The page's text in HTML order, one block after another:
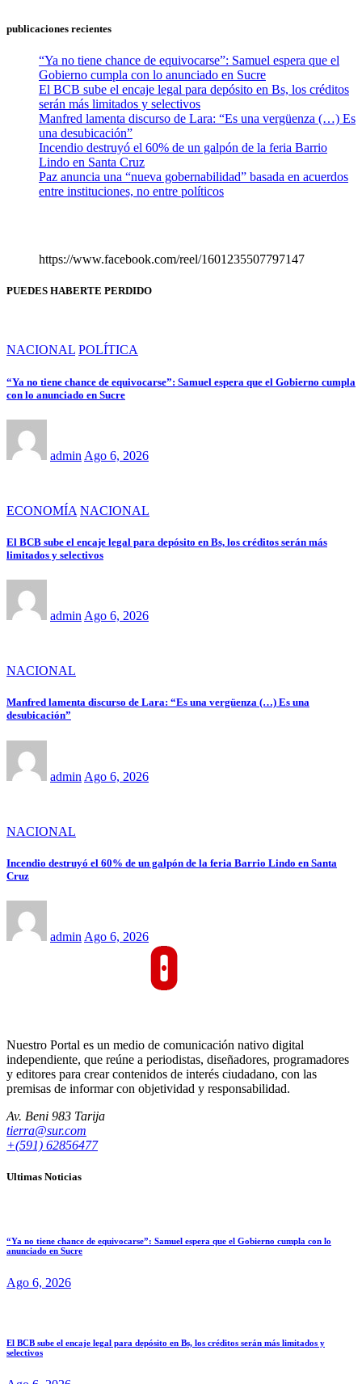
publicaciones recientes
“Ya no tiene chance de equivocarse”: Samuel espera que el
Gobierno cumpla con lo anunciado en Sucre
El BCB sube el encaje legal para depósito en Bs, los créditos
serán más limitados y selectivos
Manfred lamenta discurso de Lara: “Es una vergüenza (…) Es
una desubicación”
Incendio destruyó el 60% de un galpón de la feria Barrio
Lindo en Santa Cruz
Paz anuncia una “nueva gobernabilidad” basada en acuerdos
entre instituciones, no entre políticos
https://www.facebook.com/reel/1601235507797147
PUEDES HABERTE PERDIDO
NACIONAL POLÍTICA
“Ya no tiene chance de equivocarse”: Samuel espera que el Gobierno cumpla
con lo anunciado en Sucre
admin Ago 6, 2026
ECONOMÍA NACIONAL
El BCB sube el encaje legal para depósito en Bs, los créditos serán más
limitados y selectivos
admin Ago 6, 2026
NACIONAL
Manfred lamenta discurso de Lara: “Es una vergüenza (…) Es una
desubicación”
admin Ago 6, 2026
NACIONAL
Incendio destruyó el 60% de un galpón de la feria Barrio Lindo en Santa
Cruz
admin Ago 6, 2026
Nuestro Portal es un medio de comunicación nativo digital
independiente, que reúne a periodistas, diseñadores, programadores
y editores para crear contenidos de interés ciudadano, con las
premisas de informar con objetividad y responsabilidad.
Av. Beni 983 Tarija
tierra@sur.com
+(591) 62856477
Ultimas Noticias
“Ya no tiene chance de equivocarse”: Samuel espera que el Gobierno cumpla con lo
anunciado en Sucre
Ago 6, 2026
El BCB sube el encaje legal para depósito en Bs, los créditos serán más limitados y
selectivos